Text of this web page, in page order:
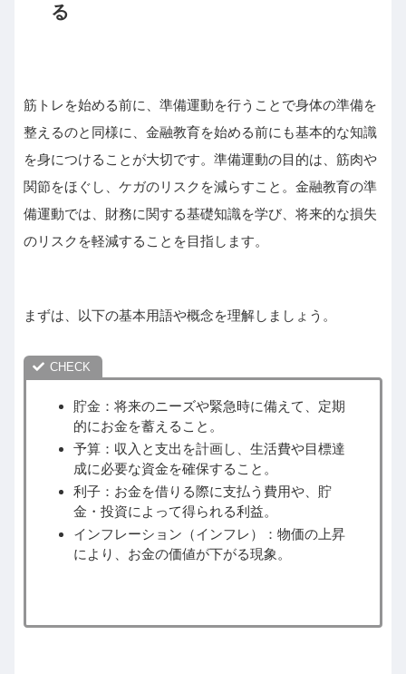
る
筋トレを始める前に、準備運動を行うことで身体の準備を
整えるのと同様に、金融教育を始める前にも基本的な知識
を身につけることが大切です。準備運動の目的は、筋肉や
関節をほぐし、ケガのリスクを減らすこと。金融教育の準
備運動では、財務に関する基礎知識を学び、将来的な損失
のリスクを軽減することを目指します。
まずは、以下の基本用語や概念を理解しましょう。
貯金：将来のニーズや緊急時に備えて、定期
的にお金を蓄えること。
予算：収入と支出を計画し、生活費や目標達
成に必要な資金を確保すること。
利子：お金を借りる際に支払う費用や、貯
金・投資によって得られる利益。
インフレーション（インフレ）：物価の上昇
により、お金の価値が下がる現象。